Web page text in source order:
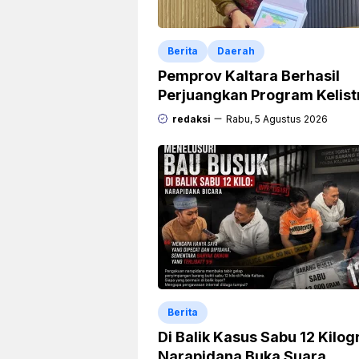
Berita Daerah
Pemprov Kaltara Berhasil
Perjuangkan Program
Rp471 Miliar dari Pemerintah
redaksi Rabu, 5 Agustus 2026
Berita
Di Balik Kasus Sabu 12